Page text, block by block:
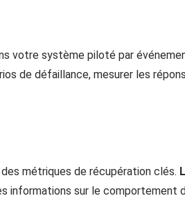
votre système piloté par
de défaillance, mesurer les
métriques de récupération clés.
informations sur le comportement